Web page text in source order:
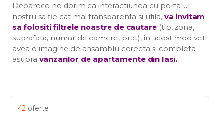
Deoarece ne dorim ca interactiunea cu portalul
nostru sa fie cat mai transparenta si utila, va invitam
sa folositi filtrele noastre de cautare (tip, zona,
suprafata, numar de camere, pret), in acest mod veti
avea o imagine de ansamblu corecta si completa
asupra vanzarilor de apartamente din Iasi.
42 oferte